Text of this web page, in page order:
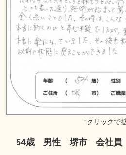
54歳 男性 堺市 会社員